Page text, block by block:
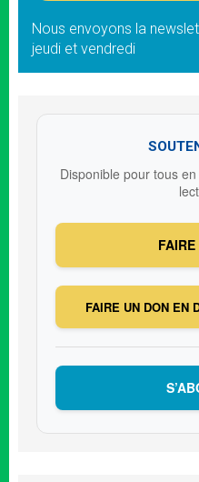
Nous envoyons la
jeudi et vendredi
Disponible pour tous
FAIRE UN DON EN